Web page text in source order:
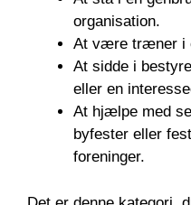
organisation.
At være træner i
At sidde i
eller en
At hjælpe med
byfester eller
foreninger.